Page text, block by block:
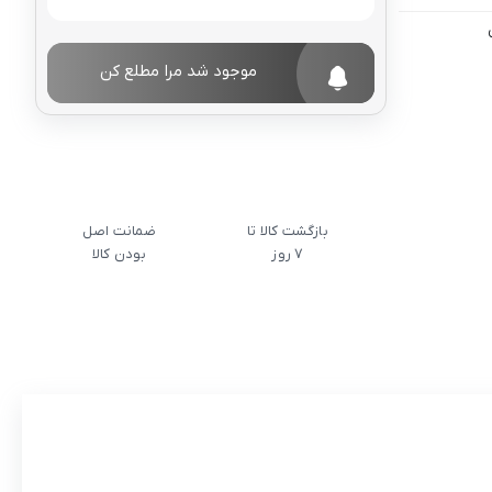
موجود شد مرا مطلع کن
بازگشت کالا تا
7 روز
ضمانت اصل
بودن کالا